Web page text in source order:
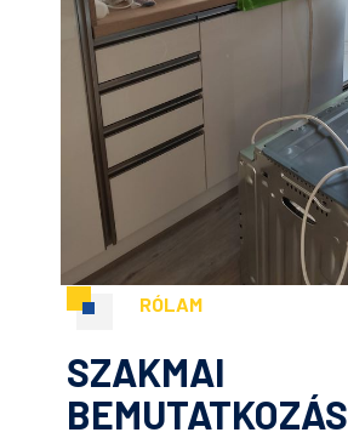
RÓLAM
SZAKMAI
BEMUTATKOZÁS